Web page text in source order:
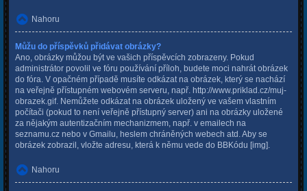
Nahoru
Můžu do příspěvků přidávat obrázky?
Ano, obrázky můžou být ve vašich příspěvcích zobrazeny. Pokud
administrátor povolil ve fóru používání příloh, budete moci nahrát obrázek
do fóra. V opačném případě musíte odkázat na obrázek, který se nachází
na veřejně přístupném webovém serveru, např. http://www.priklad.cz/muj-
obrazek.gif. Nemůžete odkázat na obrázek uložený ve vašem vlastním
počítači (pokud to není veřejně přístupný server) ani na obrázky uložené
za nějakým autentizačním mechanizmem, např. v emailech na
seznamu.cz nebo v Gmailu, heslem chráněných webech atd. Aby se
obrázek zobrazil, vložte adresu, která k němu vede do BBKódu [img].
Nahoru